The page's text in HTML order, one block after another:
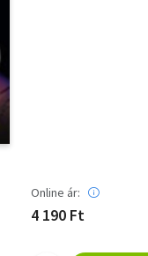
Online ár:
4 190 Ft